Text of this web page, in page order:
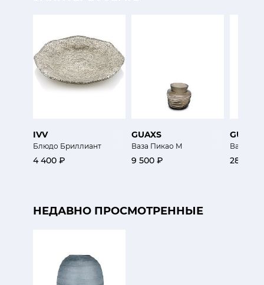
IVV
Блюдо Бриллиант
4 400 ₽
GUAXS
Ваза Пикао M
9 500 ₽
GUAXS
Ваза
28 200
НЕДАВНО ПРОСМОТРЕННЫЕ